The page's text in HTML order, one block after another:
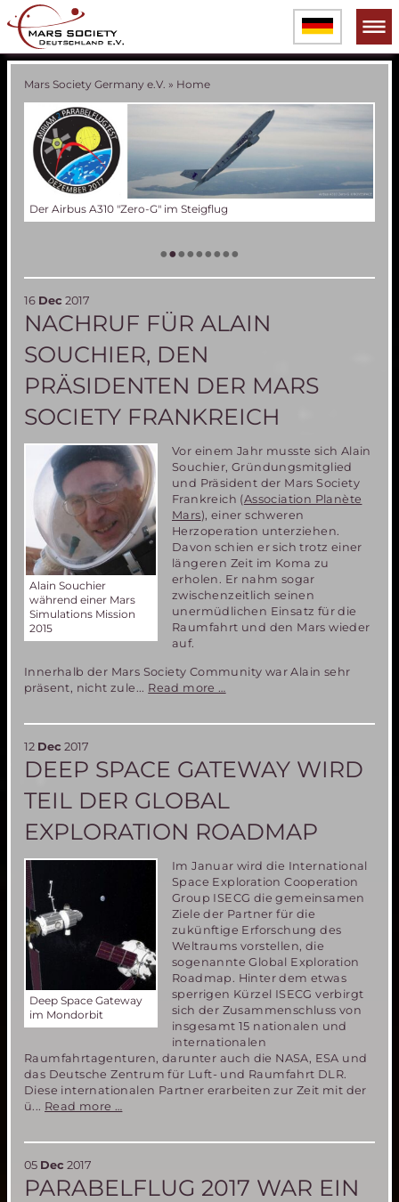
Mars Society Germany e.V. » Home
Der Airbus A310 "Zero-G" im Steigflug
•••••••••
16 Dec 2017
NACHRUF FÜR ALAIN
SOUCHIER, DEN
PRÄSIDENTEN DER MARS
SOCIETY FRANKREICH
Alain Souchier
während einer Mars
Simulations Mission
2015
Vor einem Jahr musste sich Alain
Souchier, Gründungsmitglied
und Präsident der Mars Society
Frankreich (Association Planète
Mars), einer schweren
Herzoperation unterziehen.
Davon schien er sich trotz einer
längeren Zeit im Koma zu
erholen. Er nahm sogar
zwischenzeitlich seinen
unermüdlichen Einsatz für die
Raumfahrt und den Mars wieder
auf.
Innerhalb der Mars Society Community war Alain sehr
präsent, nicht zule... Read more …
Präsidenten
Frankreich
12 Dec 2017
DEEP SPACE GATEWAY WIRD
TEIL DER GLOBAL
EXPLORATION ROADMAP
Deep Space Gateway
im Mondorbit
Im Januar wird die International
Space Exploration Cooperation
Group ISECG die gemeinsamen
Ziele der Partner für die
zukünftige Erforschung des
Weltraums vorstellen, die
sogenannte Global Exploration
Roadmap. Hinter dem etwas
sperrigen Kürzel ISECG verbirgt
sich der Zusammenschluss von
insgesamt 15 nationalen und
internationalen
Raumfahrtagenturen, darunter auch die NASA, ESA und
das Deutsche Zentrum für Luft- und Raumfahrt DLR.
Diese internationalen Partner erarbeiten zur Zeit mit der
ü... Read more …
der
05 Dec 2017
PARABELFLUG 2017 WAR EIN